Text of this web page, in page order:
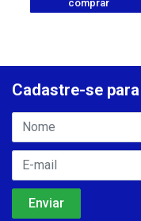
comprar
Cadastre-se